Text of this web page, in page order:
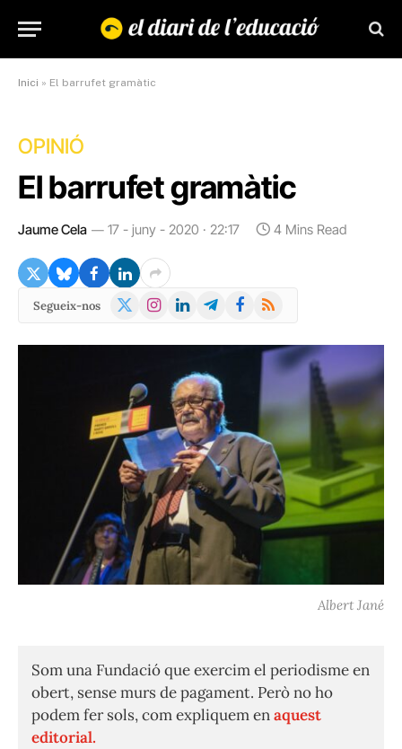
Inici » El barrufet gramàtic
OPINIÓ
El barrufet gramàtic
Jaume Cela 17 - juny - 2020 · 22:17 4 Mins Read
Segueix-nos
X
Instagram
LinkedInTelegramFacebook
RSS
Albert Jané
Som una Fundació que exercim el periodisme en
obert, sense murs de pagament. Però no ho
podem fer sols, com expliquem enaquest
editorial.